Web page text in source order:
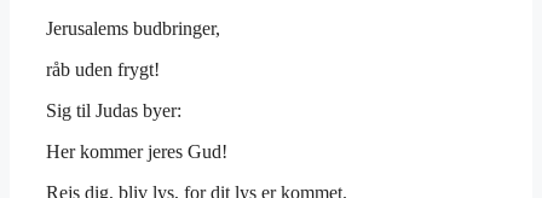
Jerusalems budbringer,
råb uden frygt!
Sig til Judas byer:
Her kommer jeres Gud!
Rejs dig, bliv lys, for dit lys er kommet.